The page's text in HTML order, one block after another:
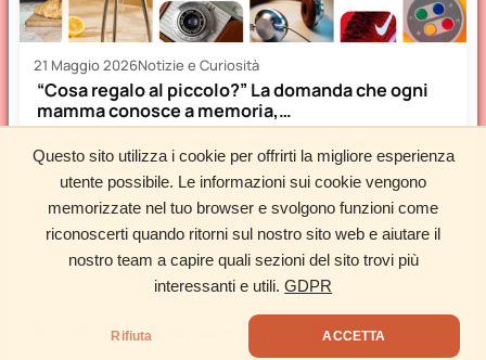
Questo sito utilizza i cookie per offrirti la migliore esperienza
utente possibile. Le informazioni sui cookie vengono
memorizzate nel tuo browser e svolgono funzioni come
riconoscerti quando ritorni sul nostro sito web e aiutare il
nostro team a capire quali sezioni del sito trovi più
interessanti e utili. GDPR
Rifiuta ACCETTA
21 Maggio 2026Notizie e Curiosità
“Cosa regalo al piccolo?” La domanda che ogni
mamma conosce a memoria,…
sempre allo stesso modo: un messaggio della nonna,
uno…
Carica altri articoli
2026 Cose da Mamme s.r.l.s. – P.IVA: 01552570291